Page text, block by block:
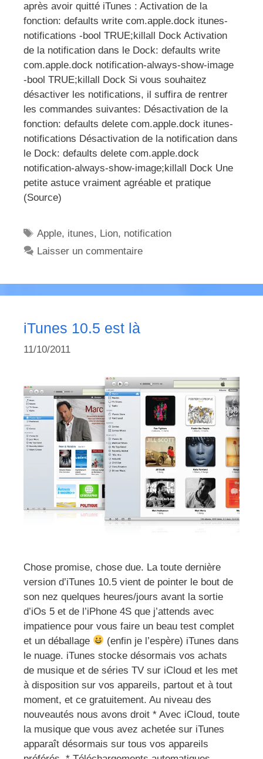
après avoir quitté iTunes : Activation de la
fonction: defaults write com.apple.dock itunes-
notifications -bool TRUE;killall Dock Activation
de la notification dans le Dock: defaults write
com.apple.dock notification-always-show-image
-bool TRUE;killall Dock Si vous souhaitez
désactiver les notifications, il suffira de rentrer
les commandes suivantes: Désactivation de la
fonction: defaults delete com.apple.dock itunes-
notifications Désactivation de la notification dans
le Dock: defaults delete com.apple.dock
notification-always-show-image;killall Dock Une
petite astuce vraiment agréable et pratique
(Source)
Étiquettes
Apple, itunes, Lion, notification
Laisser un commentaire
iTunes 10.5 est là
11/10/2011
Chose promise, chose due. La toute dernière
version d’iTunes 10.5 vient de pointer le bout de
son nez quelques heures/jours avant la sortie
d’iOs 5 et de l’iPhone 4S que j’attends avec
impatience pour vous faire un beau test complet
et un déballage
(enfin je l’espère) iTunes dans
le nuage. iTunes stocke désormais vos achats
de musique et de séries TV sur iCloud et les met
à disposition sur vos appareils, partout et à tout
moment, et ce gratuitement. Au niveau des
nouveautés nous avons droit * Avec iCloud, toute
la musique que vous avez achetée sur iTunes
apparaît désormais sur tous vos appareils